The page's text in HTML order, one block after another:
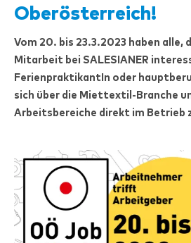
Oberösterreich!
Vom 20. bis 23.3.2023 haben alle,
Mitarbeit bei SALESIANER
FerienpraktikantIn oder
sich über die Miettextil-Branche
Arbeitsbereiche direkt im Betrieb